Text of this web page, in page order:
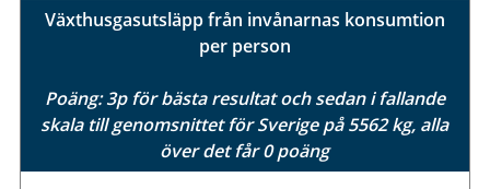
Växthusgasutsläpp från invånarnas konsumtion
per person
Poäng: 3p för bästa resultat och sedan i fallande
skala till genomsnittet för Sverige på 5562 kg, alla
över det får 0 poäng